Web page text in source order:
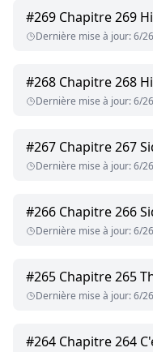
#269 Chapitre 269
Dernière mise à jour:6/
#268 Chapitre 268
Dernière mise à jour:6/
#267 Chapitre 267
Dernière mise à jour:6/
#266 Chapitre 266
Dernière mise à jour:6/
#265 Chapitre 265 The
Dernière mise à jour:6/
#264 Chapitre 264